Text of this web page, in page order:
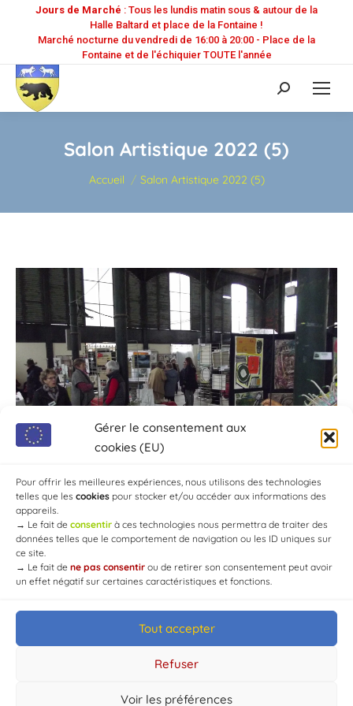
Gérer le consentement aux
cookies (EU)
Pour offrir les meilleures expériences, nous utilisons des technologies
telles que les cookies pour stocker et/ou accéder aux informations des
appareils.
→ Le fait de consentir à ces technologies nous permettra de traiter des
données telles que le comportement de navigation ou les ID uniques sur
ce site.
→ Le fait de ne pas consentir ou de retirer son consentement peut avoir
un effet négatif sur certaines caractéristiques et fonctions.
Tout accepter
Refuser
Voir les préférences
Jours de Marché : Tous les lundis matin sous & autour de la
Halle Baltard et place de la Fontaine !
Marché nocturne du vendredi de 16:00 à 20:00 - Place de la
Fontaine et de l'échiquier TOUTE l'année
Recherche
:
Salon Artistique 2022 (5)
Vous êtes ici :
Accueil Salon Artistique 2022 (5)
© Mairie de Chaource [2004-2024] | Tous droits réservés.
Developed byWEB3-DESIGN